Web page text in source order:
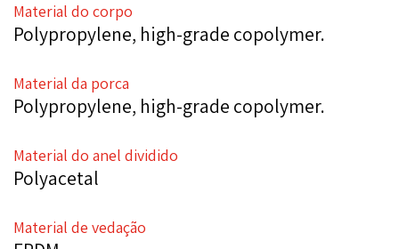
Material do corpo
Polypropylene, high-grade copolymer.
Material da porca
Polypropylene, high-grade copolymer.
Material do anel dividido
Polyacetal
Material de vedação